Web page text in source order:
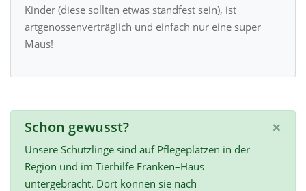
Kinder (diese sollten etwas standfest sein), ist
artgenossenverträglich und einfach nur eine super
Maus!
×
Schon gewusst?
Unsere Schützlinge sind auf Pflegeplätzen in der
Region und im Tierhilfe Franken–Haus
untergebracht. Dort können sie nach